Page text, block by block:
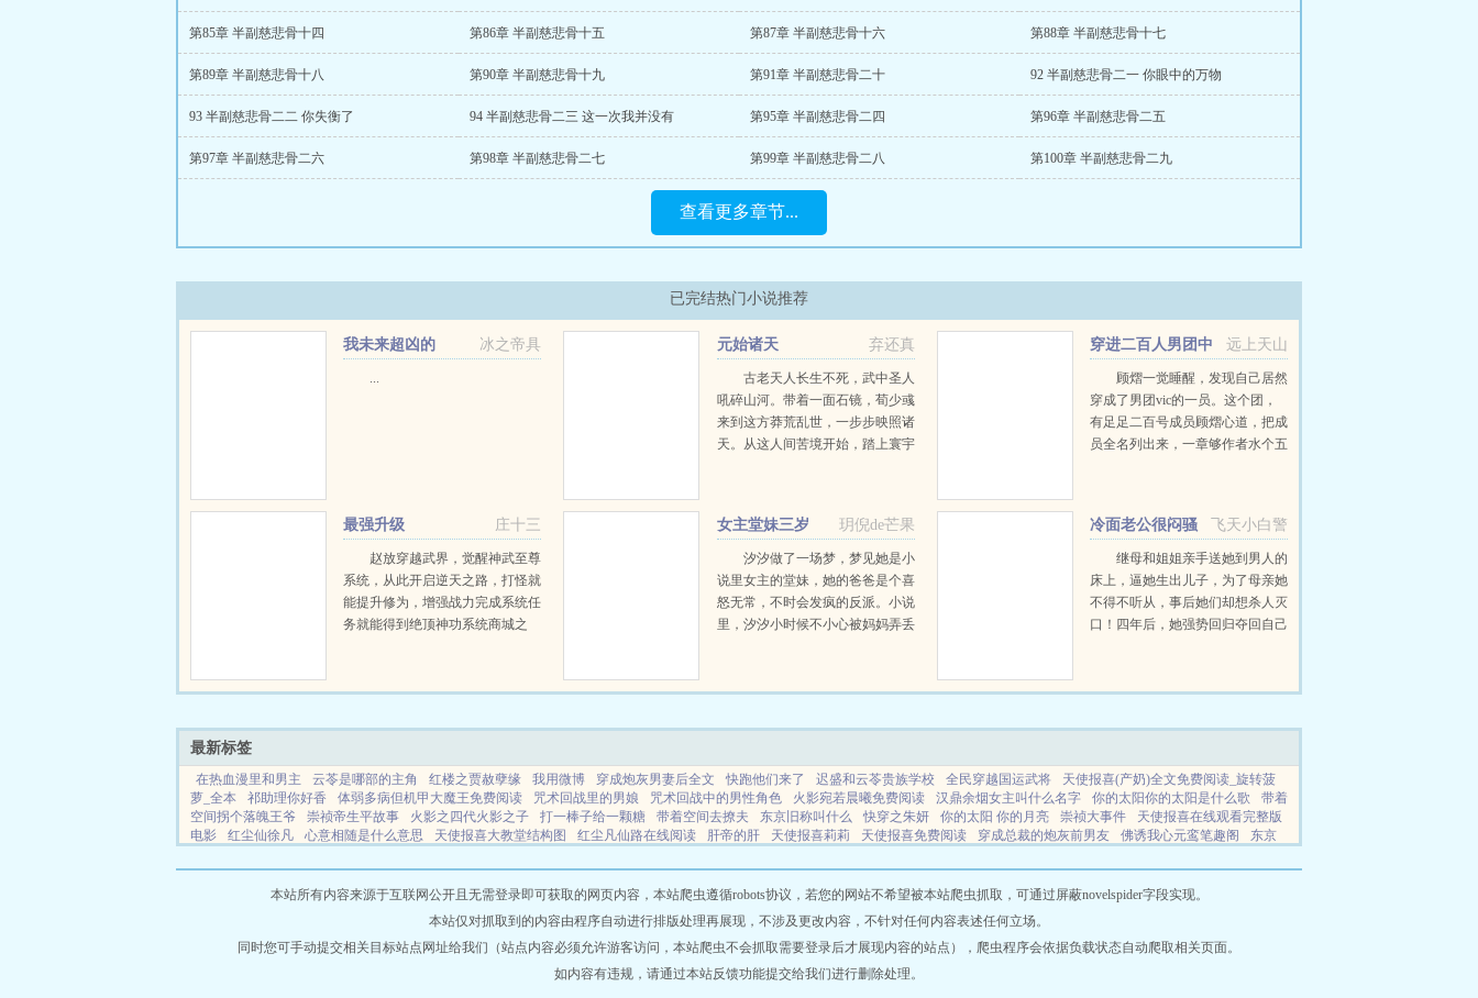
第85章 半副慈悲骨十四 第86章 半副慈悲骨十五 第87章 半副慈悲骨十六 第88章 半副慈悲骨十七
第89章 半副慈悲骨十八 第90章 半副慈悲骨十九 第91章 半副慈悲骨二十 92 半副慈悲骨二一 你眼中的万物
93 半副慈悲骨二二 你失衡了 94 半副慈悲骨二三 这一次我并没有 第95章 半副慈悲骨二四 第96章 半副慈悲骨二五
第97章 半副慈悲骨二六 第98章 半副慈悲骨二七 第99章 半副慈悲骨二八 第100章 半副慈悲骨二九
查看更多章节...
已完结热门小说推荐
冰之帝具
我未来超凶的
...
弃还真
元始诸天
古老天人长生不死，武中圣人
吼碎山河。带着一面石镜，荀少彧
来到这方莽荒乱世，一步步映照诸
天。从这人间苦境开始，踏上寰宇
远上天山
穿进二百人男团中
顾熠一觉睡醒，发现自己居然
穿成了男团vic的一员。这个团，
有足足二百号成员顾熠心道，把成
员全名列出来，一章够作者水个五
庄十三
最强升级
赵放穿越武界，觉醒神武至尊
系统，从此开启逆天之路，打怪就
能提升修为，增强战力完成系统任
务就能得到绝顶神功系统商城之
有！女人我要最美！权力我要最
玥倪de芒果
女主堂妹三岁
汐汐做了一场梦，梦见她是小
说里女主的堂妹，她的爸爸是个喜
怒无常，不时会发疯的反派。小说
里，汐汐小时候不小心被妈妈弄丢
聪明的弟弟。因为讨厌女主...
飞天小白警
冷面老公很闷骚
继母和姐姐亲手送她到男人的
床上，逼她生出儿子，为了母亲她
不得不听从，事后她们却想杀人灭
口！四年后，她强势回归夺回自己
最新标签
在热血漫里和男主 云苓是哪部的主角 红楼之贾赦孽缘 我用微博 穿成炮灰男妻后全文 快跑他们来了 迟盛和云苓贵族学校 全民穿越国运武将
天使报喜(产奶)全文免费阅读_旋转菠
萝_全本
祁助理你好香 体弱多病但机甲大魔王免费阅读 咒术回战里的男娘 咒术回战中的男性角色 火影宛若晨曦免费阅读 汉鼎余烟女主叫什么名字 你的太阳你的太阳是什么歌
带着
空间拐个落魄王爷
崇祯帝生平故事 火影之四代火影之子 打一棒子给一颗糖 带着空间去撩夫 东京旧称叫什么 快穿之朱妍 你的太阳 你的月亮 崇祯大事件
天使报喜在线观看完整版
电影
红尘仙徐凡 心意相随是什么意思 天使报喜大教堂结构图 红尘凡仙路在线阅读 肝帝的肝 天使报喜莉莉 天使报喜免费阅读 穿成总裁的炮灰前男友 佛诱我心元鸾笔趣阁
东京
看免费
男主叫楚煜 初代杰顿怪兽娘弱点 我的太阳 歌词 楚煜vs许晔臣服未删减版 天使报佳音歌曲原唱播放 全民国运降临求生开局觉醒概率之眼 围猎2
网站地图
本站所有内容来源于互联网公开且无需登录即可获取的网页内容，本站爬虫遵循robots协议，若您的网站不希望被本站爬虫抓取，可通过屏蔽novelspider字段实现。
本站仅对抓取到的内容由程序自动进行排版处理再展现，不涉及更改内容，不针对任何内容表述任何立场。
同时您可手动提交相关目标站点网址给我们（站点内容必须允许游客访问，本站爬虫不会抓取需要登录后才展现内容的站点），爬虫程序会依据负载状态自动爬取相关页面。
如内容有违规，请通过本站反馈功能提交给我们进行删除处理。